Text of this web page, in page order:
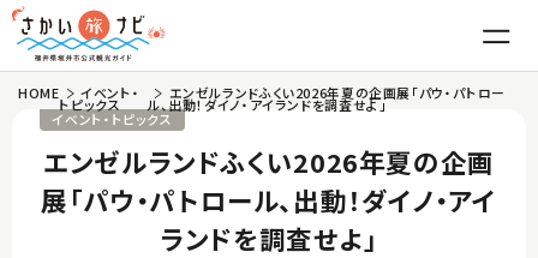
はじめての坂井市
魅力
東尋坊・雄島
HOME イベント・
トピックス
エンゼルランドふくい2026年夏の企画展「パウ・パトロー
ル、出動！ダイノ・アイランドを調査せよ」
イベント・トピックス
エンゼルランドふくい2026年夏の企画
展「パウ・パトロール、出動！ダイノ・アイ
ランドを調査せよ」